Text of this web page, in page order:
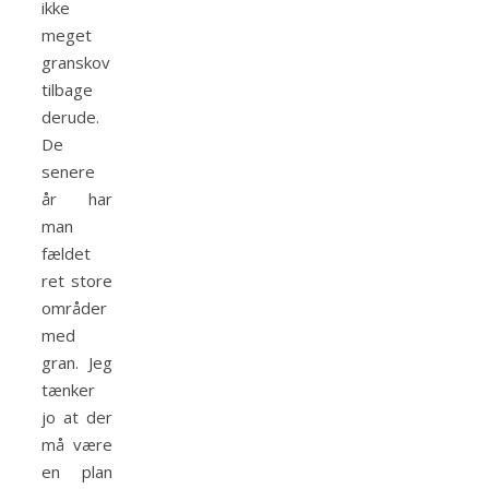
ikke
meget
granskov
tilbage
derude.
De
senere
år har
man
fældet
ret store
områder
med
gran. Jeg
tænker
jo at der
må være
en plan